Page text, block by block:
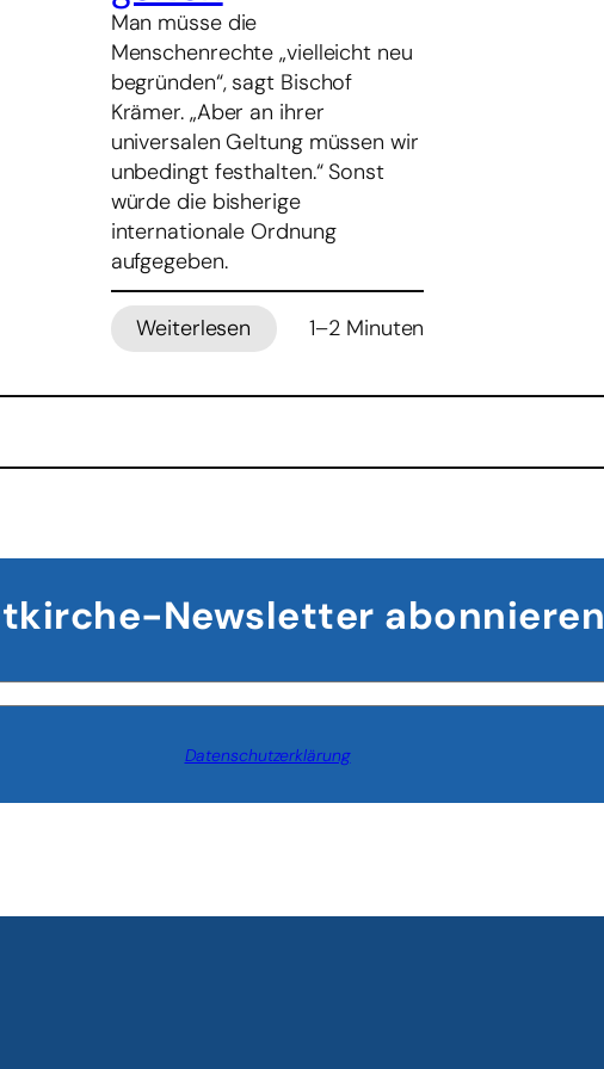
Man müsse die
Menschenrechte „vielleicht neu
begründen“, sagt Bischof
Krämer. „Aber an ihrer
universalen Geltung müssen wir
unbedingt festhalten.“ Sonst
würde die bisherige
internationale Ordnung
aufgegeben.
Weiterlesen
:
Bischof
Menschenrechte
1–2 Minuten
Newsletter abonnieren
Datenschutzerklärung